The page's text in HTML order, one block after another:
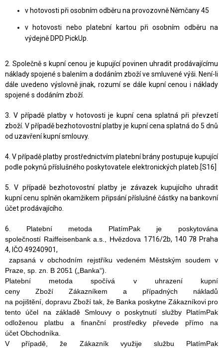
v hotovosti při osobním odběru na provozovně Němčany 45
v hotovosti nebo platební kartou při osobním odběru na
výdejně DPD PickUp.
2. Společně s kupní cenou je kupující povinen uhradit prodávajícímu
náklady spojené s balením a dodáním zboží ve smluvené výši. Není-li
dále uvedeno výslovně jinak, rozumí se dále kupní cenou i náklady
spojené s dodáním zboží.
3. V případě platby v hotovosti je kupní cena splatná při převzetí
zboží. V případě bezhotovostní platby je kupní cena splatná do 5 dnů
od uzavření kupní smlouvy.
4. V případě platby prostřednictvím platební brány postupuje kupující
podle pokynů příslušného poskytovatele elektronických plateb.[S16]
5. V případě bezhotovostní platby je závazek kupujícího uhradit
kupní cenu splněn okamžikem připsání příslušné částky na bankovní
účet prodávajícího.
6. Platební metoda PlatímPak je poskytována
společností Raiffeisenbank a.s., Hvězdova 1716/2b, 140 78 Praha
4, IČO 49240901,
zapsaná v obchodním rejstříku vedeném Městským soudem v
Praze, sp. zn. B 2051 („Banka“).
Platební metoda
spočívá v
uhrazení kupní
ceny Zboží Zákazníkem
a případných nákladů
na pojištění, dopravu Zboží tak, že Banka poskytne Zákazníkovi pro
tento účel
na základě Smlouvy o poskytnutí služby PlatímPak
odloženou
platbu a finanční prostředky převede
přímo na
účet Obchodníka
V případě, že
Zákazník
využije službu PlatímPak